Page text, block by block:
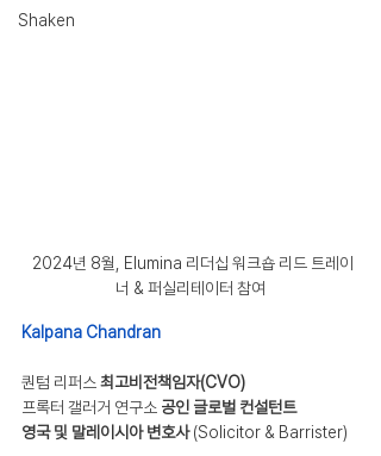
Shaken
2024년 8월, Elumina 리더십 워크숍 리드 트레이
너 & 퍼실리테이터 참여
Kalpana Chandran
퀀텀 리퍼스 최고비전책임자(CVO)
프록터 갤러거 연구소 공인 글로벌 컨설턴트
영국 및 말레이시아 변호사 (Solicitor & Barrister)